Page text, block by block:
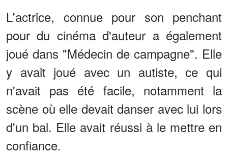
L'actrice, connue pour son penchant
pour du cinéma d'auteur a également
joué dans "Médecin de campagne". Elle
y avait joué avec un autiste, ce qui
n'avait pas été facile, notamment la
scène où elle devait danser avec lui lors
d'un bal. Elle avait réussi à le mettre en
confiance.